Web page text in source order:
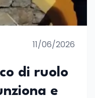
11/06/2026
di ruolo
e